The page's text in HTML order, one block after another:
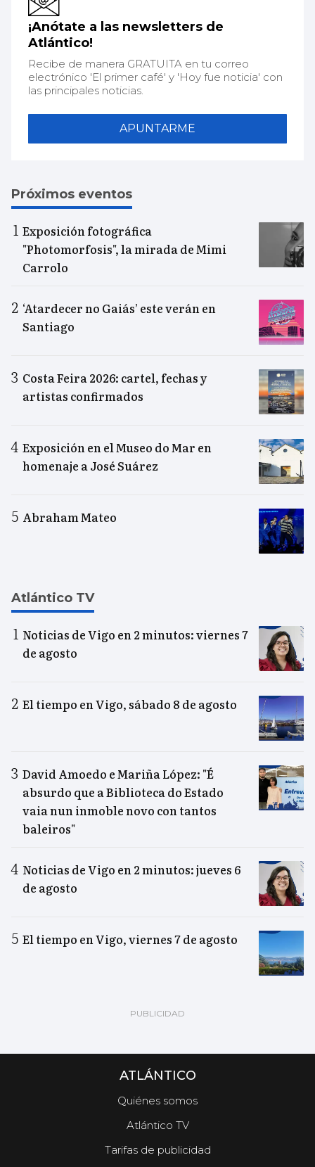
¡Anótate a las newsletters de
Atlántico!
Recibe de manera GRATUITA en tu correo
electrónico 'El primer café' y 'Hoy fue noticia' con
las principales noticias.
APUNTARME
Próximos eventos
Exposición fotográfica
"Photomorfosis", la mirada de Mimi
Carrolo
‘Atardecer no Gaiás’ este verán en
Santiago
Costa Feira 2026: cartel, fechas y
artistas confirmados
Exposición en el Museo do Mar en
homenaje a José Suárez
Abraham Mateo
Atlántico TV
Noticias de Vigo en 2 minutos: viernes 7
de agosto
El tiempo en Vigo, sábado 8 de agosto
David Amoedo e Mariña López: "É
absurdo que a Biblioteca do Estado
vaia nun inmoble novo con tantos
baleiros"
Noticias de Vigo en 2 minutos: jueves 6
de agosto
El tiempo en Vigo, viernes 7 de agosto
ATLÁNTICO
Quiénes somos
Atlántico TV
Tarifas de publicidad